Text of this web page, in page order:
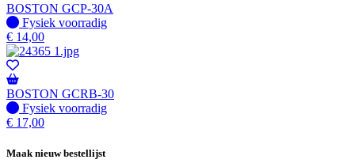
BOSTON GCP-30A
Fysiek voorradig
Fysiek voorradig
€ 14,00
BOSTON GCRB-30
Fysiek voorradig
Fysiek voorradig
€ 17,00
Maak nieuw bestellijst